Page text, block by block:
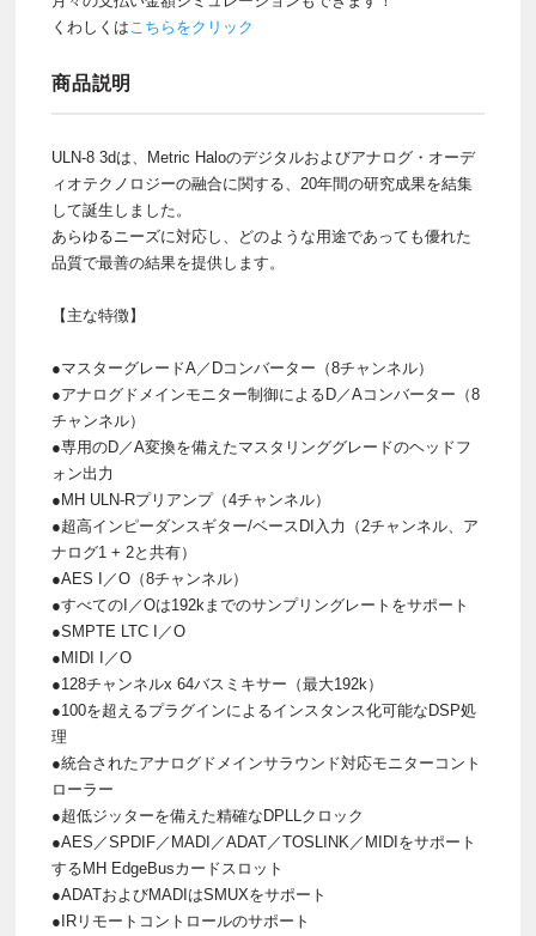
くわしくは こちらをクリック
商品説明
ULN-8 3dは、Metric Haloのデジタルおよびアナログ・オーデ
ィオテクノロジーの融合に関する、20年間の研究成果を結集
して誕生しました。
あらゆるニーズに対応し、どのような用途であっても優れた
品質で最善の結果を提供します。
【主な特徴】
●マスターグレードA／Dコンバーター（8チャンネル）
●アナログドメインモニター制御によるD／Aコンバーター（8
チャンネル）
●専用のD／A変換を備えたマスタリンググレードのヘッドフ
ォン出力
●MH ULN-Rプリアンプ（4チャンネル）
●超高インピーダンスギター/ベースDI入力（2チャンネル、ア
ナログ1 + 2と共有）
●AES I／O（8チャンネル）
●すべてのI／Oは192kまでのサンプリングレートをサポート
●SMPTE LTC I／O
●MIDI I／O
●128チャンネルx 64バスミキサー（最大192k）
●100を超えるプラグインによるインスタンス化可能なDSP処
理
●統合されたアナログドメインサラウンド対応モニターコント
ローラー
●超低ジッターを備えた精確なDPLLクロック
●AES／SPDIF／MADI／ADAT／TOSLINK／MIDIをサポート
するMH EdgeBusカードスロット
●ADATおよびMADIはSMUXをサポート
●IRリモートコントロールのサポート